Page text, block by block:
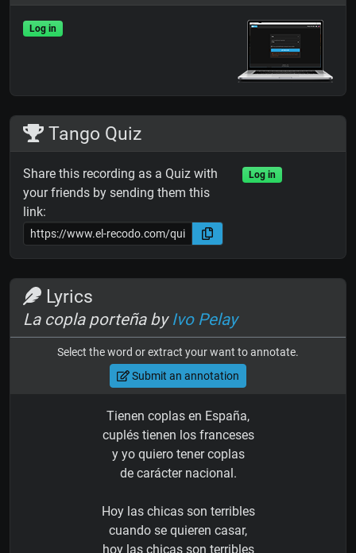
Log in
Tango Quiz
Share this recording as a Quiz with
your friends by sending them this
link:
Log in
Lyrics
La copla porteña by Ivo Pelay
Select the word or extract your want to annotate.
Submit an annotation
Tienen coplas en España,
cuplés tienen los franceses
y yo quiero tener coplas
de carácter nacional.
Hoy las chicas son terribles
cuando se quieren casar,
hoy las chicas son terribles